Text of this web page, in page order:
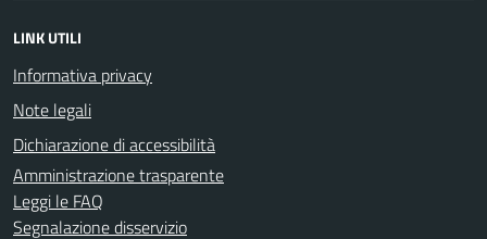
LINK UTILI
Informativa privacy
Note legali
Dichiarazione di accessibilità
Amministrazione trasparente
Leggi le FAQ
Segnalazione disservizio